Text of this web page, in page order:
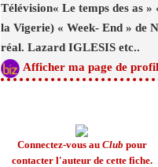
Télévision« Le temps des as
la Vigerie) « Week- End » de
réal. Lazard IGLESIS etc..
Afficher ma page de
Connectez-vous au Club pour
contacter l'auteur de cette fiche.